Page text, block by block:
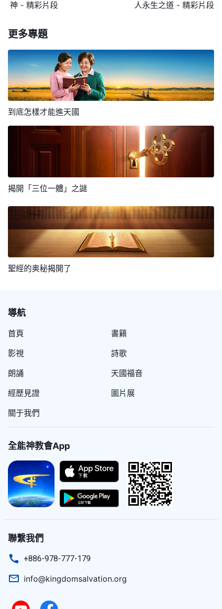
代呢？又怎能帶你尋找神作工的步伐呢？又怎能帶你
句，不是能使你得生命的真理，你念的字句經文只是
讓你充實你舌頭的經文，不是使你認識人生的哲理，
更不是使你得成全的路，這樣的差别難道就不能使你
反省嗎？就不能使你領悟出其中的奥秘嗎？你能自己
那我勸你，你這夢該停止了，你該看看現在是誰在作
工，現在是誰在作末世拯救人的工作，否則你就永遠
不能得着真理，永遠不能得着生命了。
最荒謬的人，不接受基督所帶來的生命之道的人是异
想天開的人，所以我説，不接納末世基督的人永遠是
神厭憎的對象。基督是末世人進入國度的大門，任何
人都不能逾越，任何人都不可能不通過基督而被神成
全的。你是信神的人就得接受神的話，就得順服神的
道，不要只想着得福却不能領受真理，不能接受生命
的供應。基督末世來到是要向所有凡是真心相信他的
人來供應生命的，這工作是為了結束舊時代進入新時
代而有的工作，是所有進入新時代的人的必經之路，
你不能承認而且還定罪或褻瀆或加以逼迫，那你定規
人。因為這基督本是聖靈的發表，是神的發表，是神
在地之工作的托付者，所以我説，你若不能接受末世
基督所作的一切，那你就是褻瀆聖靈的人，褻瀆聖靈
的人該有的報應那是每一個人都不言而喻的。我還要
你就再也没有機會獲得神的稱許了，甚至你想挽回時
人，你弃絶的不是一個小小的人，而是基督，這樣的
後果你知道嗎？你做的事不是犯了一個小錯誤，而是
犯了彌天大罪。所以，我勸每一個人都不要在真理面
前張牙舞爪，信口雌黄，因為只有真理才能將生命帶
的。
——《話・卷一 神的顯現與作工・只有末後的基督才
茫之中嗎？以往渺茫的神你們信得穩如泰山，如今對
與今天的神是兩個世紀的神嗎？不也因為昨天的神是
高大的天上的神，而今天的神是渺小的地上的人嗎？
不更因為人所崇拜的神是人觀念中産生的神，而今天
的神是從地上産生的實際的肉身嗎？説到底，不就是
因為今天的神太現實了而人才不追求的嗎？因為今天
的神讓人做的恰恰是人最不願意做的，也是人難為情
的，這不是難為人嗎？這不是專揭人的傷疤嗎？這
樣，許多不追求現實的人成了道成肉身的神的仇敵，
即成了敵基督，這不是明擺着的事實嗎？以往神未道
成肉身，或許你只是宗教人士，也或許你是虔誠的信
徒，而當神道成肉身之後，許多虔誠的信徒不知不覺
成了敵基督，這是怎麽回事，你知道嗎？你信神不講
現實，不追求真理，而是講究虚妄，這不就是你成為
道成肉身之神的仇敵的最明顯根源嗎？道成肉身的神
稱為基督，凡不相信神道成肉身的不就是敵基督嗎？
那你信的、你所愛的真是這一位在肉身中的神嗎？真
嗎？你追求的目標到底是什麽？是天上還是地上？是
為了滿足自己的欲望，并不是為了尋求真理，這些人
不都是作惡的人嗎？他們非常自信，并不相信天上的
神會把他們這類「大好人」給毁滅掉，而是認為神會
將他們都留下來而且大大賞賜，因為他們為神做了許
多事，為神盡了許多「忠心」。若是他們也追求看得
見的神，但他們的欲望一旦落空，那他們就會馬上對
神反攻或是馬上暴跳如雷，這些人都是為了滿足自己
欲望的「小人」，并非是追求真理的「正人君子」，
這類人就是所謂的跟隨基督的惡者。那些不尋求真理
的人就不可能相信真理，他們對人類以後的結局更是
看不透，因為他們并不相信看得見的神的一切作工與
説話，包括人類以後的歸宿他們也不能相信，所以他
們即使是跟隨看得見的神也仍然在作惡却并不尋求真
理，也不實行我所要求的真理。那些不相信自己會被
毁滅的人反而又是被毁滅的對象，他們都是認為自己
太聰明，認為自己是實行真理的人，他們把自己的惡
是自食其果。越是自信的人越是狂妄的人越不能得着
真理，越是相信天上的神的人越是抵擋神的人，這些
人都是被懲罰的對象。人類進入安息之中以前，各類
力却不認識也不順服看得見的神的人都是没有真理的
人，這些人便是作惡的人，作惡的人無疑就是被懲罰
的對象，并且按着其惡行對其進行懲罰。神是讓人相
信的，也是值得人順服的，而那些只相信渺茫看不見
的神的人就都是不相信神而且也做不到順服神的人，
這些人若到征服工作的末了還是不能做到相信看得見
的神，而且仍是悖逆、抵擋在肉身中看得見的神，那
這些「渺茫派」無疑就是被毁滅的對象了。
——《話・卷一 神的顯現與作工・神與人將一同進入
安息之中》
你們相信天上之神的存在，而否認地上之神的存
在，但我并不認可你們的觀點，我只稱許那些脚踏實
地事奉地上之神的人，却從來不稱許那些從來都不承
神，到最終都難逃我懲罰惡者的手。這些人就是惡
者，是抵擋神的惡者，是從來不甘心順服基督的惡
者，這些惡者當然包括所有對基督不認識更不承認的
人。你以為只要對天上的神忠心那就可以對基督為所
是假冒，因為地上的神不僅有利于人得着真理，有利
于人更深的認識，而且更有利于定人的罪，之後有利
——認識神不僅要認識天上的，更重要的是認識地上
的，不要主次不分、喧賓奪主，這樣才能真正地搞好
你與神之間的關係，才能達到你與神的關係更近，你
與神的心更近。
——《話・卷一 神的顯現與作工・到底怎樣認識地上
曆，就這樣的老黄曆怎能把人帶入新的時代呢？這樣
的老黄曆再能供應人生命，再能將人帶到十字架前，
説你不要再迷信那老黄曆了，這老黄曆太「老」了，
不能把你帶入新的工作之中，只能是你的累贅，不僅
不能把你帶入新的工作中，帶入新的進入中，反而把
你帶入舊的宗教堂裏去了，那你信神不是倒退了嗎？
識神被神稱許的唯一途徑。你若不尋求末世的基督供
永遠没資格踏入天國的大門，因為你是歷史的傀儡，
是歷史的囚犯。被規條、被字句、被歷史的枷鎖控制
的人永不能得着生命，永不能得着永久的生命之道，
因為他們得着的只是持守了幾千年的污濁之水，而不
是從寶座之上流出的生命之水。没有生命之水供應的
子，這樣，還能見到神嗎？你只求能守住歷史，只求
能原地踏步保持原狀，却不求改變現狀淘汰歷史，那
你不就是永遠與神為敵的人嗎？神作工的步伐浩浩蕩
蕩，如汹涌的浪濤，如翻騰的響雷，而你却坐以待
呢？怎麽能説明你守住的神是常新不舊的神呢？而你
那些已經發了黄的書中的字字句句又怎能帶你跨越時
代呢？又怎能帶你尋找神作工的步伐呢？又怎能帶你
上天堂呢？你手中把握的只是暫時能使你得安慰的字
更不是使你得成全的路，這樣的差别難道就不能使你
帶入天堂與神同享天倫之樂嗎？現在你還在做夢嗎？
那我勸你，你這夢該停止了，你該看看現在是誰在作
工，現在是誰在作末世拯救人的工作，否則你就永遠
——《話・卷一 神的顯現與作工・只有末後的基督才
能賜給人永生的道》
你當尋求與基督相合之道
許多言語，這些言語都是讓人蒙拯救的言語，都是使
人達到與我相合而發表出來的言語。但我在地上得到
的與我相合的人并不多，所以我説人都并不寶愛我的
我相合。歷經敗壞的人都活在撒但的網羅中，都活在
肉體中，活在私欲中，根本没有一個人能與我相合。
那些自稱與我相合的人則都是崇拜渺茫的偶像的人，
他們雖稱我的名為聖，但他們所行的道却與我背道而
馳，他們的言語滿了狂妄、自信，因為他們本都是與
我為敵的，都是與我不相合的。他們天天在聖經裏尋
找我的踪迹，隨便找一段「合適」的話就讀起來没完
没了，而且當作「經」來背誦，他們不知道怎樣與我
「經」。他們把根本就没看見過的、根本就看不着的
渺茫的神定規在了聖經之中，在閑暇之餘就拿起來看
看。他們在聖經的範圍之内信仰我的存在，他們把
「我」，没有「我」就没有「經」。他們并不在乎我
如今的人又是怎樣呢？為了上天堂、為了得恩
典，人都寧願將已經來到的釋放真理的基督趕出人
間；為了維護聖經的利益，人都寧願將真理的到來全
神 - 精彩片段
人永生之道 - 精彩片段
更多專題
到底怎樣才能進天國
揭開「三位一體」之謎
聖經的奥秘揭開了
導航
首頁
書籍
影視
詩歌
朗誦
天國福音
經歷見證
圖片展
關于我們
全能神教會App
聯繫我們
+886-978-777-179
info@kingdomsalvation.org
界各地灾難頻發，主再來的預言已基本應
驗，我們該怎樣做聰明童女迎接到主，在
灾難中蒙保守進天國得永生呢？歡迎你通